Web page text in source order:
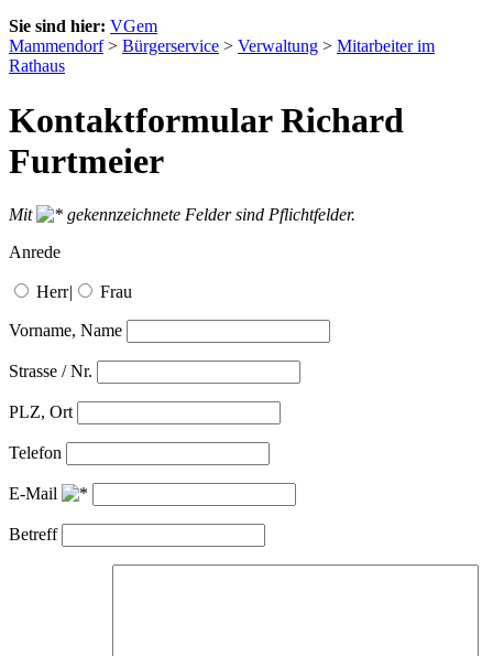
Sie sind hier: VGem
Mammendorf> Bürgerservice > Verwaltung > Mitarbeiter im
Rathaus
Kontaktformular Richard
Furtmeier
Mit
gekennzeichnete Felder sind Pflichtfelder.
Anrede
Herr| Frau
Vorname, Name
Strasse / Nr.
PLZ, Ort
Telefon
E-Mail
Betreff